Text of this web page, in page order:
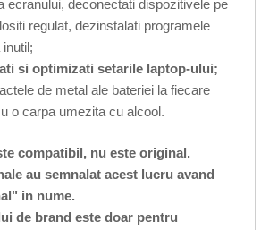
ecranului, deconectati dispozitivele pe
regulat, dezinstalati programele
si optimizati setarile laptop-ului;
de metal ale bateriei la fiecare
o carpa umezita cu alcool.
compatibil, nu este original.
au semnalat acest lucru avand
in nume.
de brand este doar pentru